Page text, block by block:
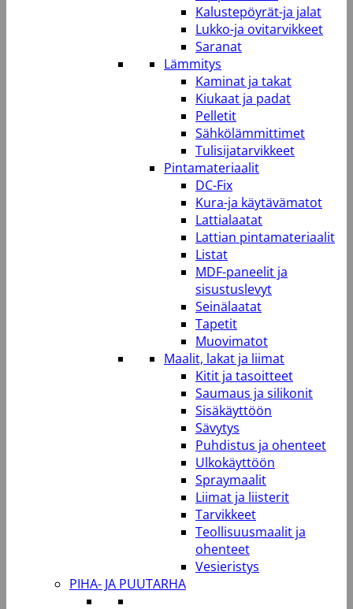
Kalustepöyrät-ja jalat
Lukko-ja ovitarvikkeet
Saranat
Lämmitys
Kaminat ja takat
Kiukaat ja padat
Pelletit
Sähkölämmittimet
Tulisijatarvikkeet
Pintamateriaalit
DC-Fix
Kura-ja käytävämatot
Lattialaatat
Lattian pintamateriaalit
Listat
MDF-paneelit ja
sisustuslevyt
Seinälaatat
Tapetit
Muovimatot
Maalit, lakat ja liimat
Kitit ja tasoitteet
Saumaus ja silikonit
Sisäkäyttöön
Sävytys
Puhdistus ja ohenteet
Ulkokäyttöön
Spraymaalit
Liimat ja liisterit
Tarvikkeet
Teollisuusmaalit ja
ohenteet
Vesieristys
PIHA- JA PUUTARHA